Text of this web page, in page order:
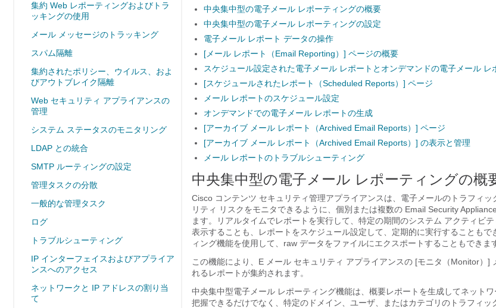
集約 Web レポーティングおよびトラ
ッキングの使用
メール メッセージのトラッキング
スパム隔離
集約されたポリシー、ウイルス、およ
びアウトブレイク隔離
Web セキュリティ アプライアンスの
管理
システム ステータスのモニタリング
LDAP との統合
SMTP ルーティングの設定
管理タスクの分散
一般的な管理タスク
ログ
トラブルシューティング
IP インターフェイスおよびアプライア
ンスへのアクセス
ネットワークと IP アドレスの割り当
て
中央集中型の電子メール レポーティングの概要
中央集中型の電子メール レポーティングの設定
電子メール レポート データの操作
[メール レポート（Email Reporting）] ページの概要
スケジュール設定された電子メール レポートとオンデマンドの電子メール レ
[スケジュールされたレポート（Scheduled Reports）] ページ
メール レポートのスケジュール設定
オンデマンドでの電子メール レポートの生成
[アーカイブ メール レポート（Archived Email Reports）] ページ
[アーカイブ メール レポート（Archived Email Reports）] の表示と管理
メール レポートのトラブルシューティング
中央集中型の電子メール レポーティングの概
Cisco コンテンツ セキュリティ管理アプライアンスは、電子メールのトラフィッ
リティ リスクをモニタできるように、個別または複数の Email Security
ます。リアルタイムでレポートを実行して、特定の期間のシステム アクティビ
表示することも、レポートをスケジュール設定して、定期的に実行することもで
ィング機能を使用して、raw データをファイルにエクスポートすることもできま
この機能により、E メール セキュリティ アプライアンスの [モニタ（Monitor）]
れるレポートが集約されます。
中央集中型電子メール レポーティング機能は、概要レポートを生成してネット
把握できるだけでなく、特定のドメイン、ユーザ、またはカテゴリのトラフィッ